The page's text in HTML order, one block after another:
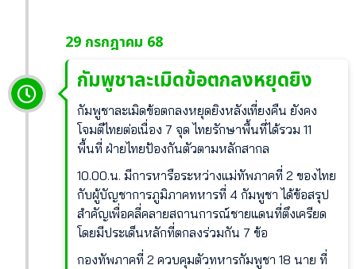
29 กรกฎาคม 68
กัมพูชาละเมิดข้อตกลงหยุดยิง
กัมพูชาละเมิดข้อตกลงหยุดยิงหลังเที่ยงคืน ยังคง
โจมตีไทยต่อเนื่อง 7 จุด ไทยรักษาพื้นที่ได้รวม 11
พื้นที่ ฝ่ายไทยป้องกันตัวตามหลักสากล
10.00.น. มีการหารือระหว่างแม่ทัพภาคที่ 2 ของไทย
กับผู้บัญชาการภูมิภาคทหารที่ 4 กัมพูชา ได้ข้อสรุป
สำคัญเพื่อคลี่คลายสถานการณ์ชายแดนที่ตึงเครียด
โดยมีประเด็นหลักที่ตกลงร่วมกัน 7 ข้อ
กองทัพภาคที่ 2 ควบคุมตัวทหารกัมพูชา 18 นาย ที่